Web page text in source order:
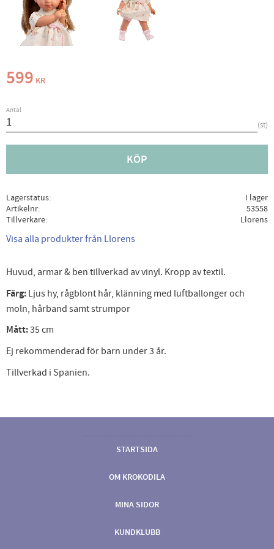
599 KR
Antal
st
KÖP
Lagerstatus
I lager
Artikelnr
53558
Tillverkare
Llorens
Visa alla produkter från Llorens
Huvud, armar & ben tillverkad av vinyl. Kropp av textil.
Färg: Ljus hy, rågblont hår, klänning med luftballonger och
moln, hårband samt strumpor
Mått:35 cm
Ej rekommenderad för barn under 3 år.
Tillverkad i Spanien.
STARTSIDA
OM KROKODILA
MINA SIDOR
KUNDKLUBB